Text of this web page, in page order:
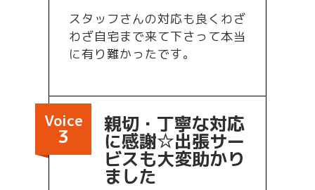
スタッフさんの対応も良くわざ
わざ自宅まで来て下さって本当
に有り難かったです。
Voice
3 親切・丁寧な対応
に感謝☆出張サー
ビスも大変助かり
ました